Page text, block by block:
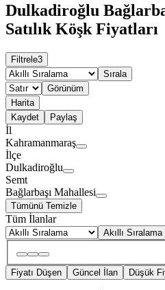
Dulkadiroğlu
Satılık Köşk Fiyatları
Filtrele3
Sırala
Görünüm
Harita
Kaydet
Paylaş
İl
Kahramanmaraş
İlçe
Dulkadiroğlu
Semt
Bağlarbaşı Mahallesi
Tümünü Temizle
Tüm İlanlar
Akıllı Sıralama
Fiyatı Düşen Güncel İlan Düşük